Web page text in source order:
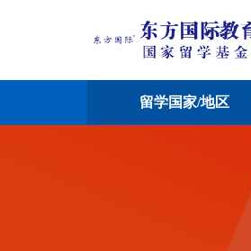
留学国家/地区